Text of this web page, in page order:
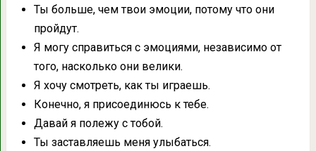
Ты больше, чем твои эмоции, потому что они
пройдут.
Я могу справиться с эмоциями, независимо от
того, насколько они велики.
Я хочу смотреть, как ты играешь.
Конечно, я присоединюсь к тебе.
Давай я полежу с тобой.
Ты заставляешь меня улыбаться.